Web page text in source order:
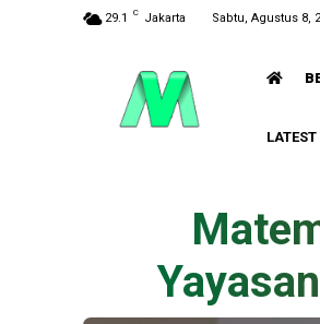
29.1 C Jakarta Sabtu, Agustus 8,
LATEST